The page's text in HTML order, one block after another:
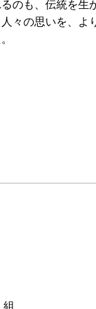
のも、伝統を
々の思いを、よ